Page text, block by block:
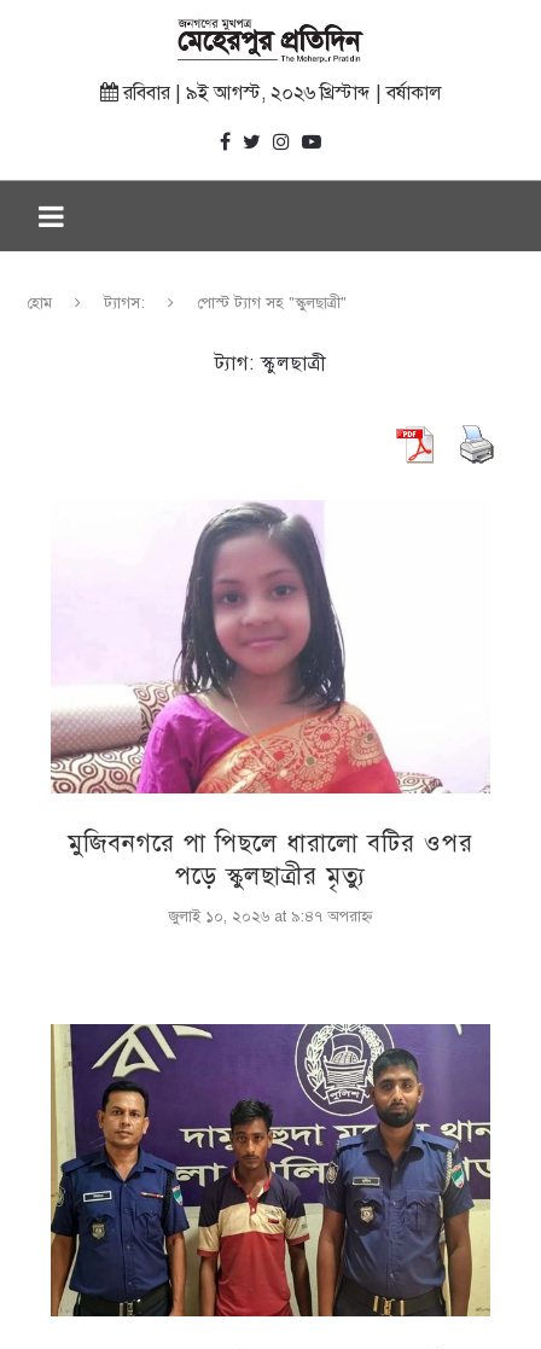
রবিবার | ৯ই আগস্ট, ২০২৬ খ্রিস্টাব্দ | বর্ষাকাল
হোম ট্যাগস: পোস্ট ট্যাগ সহ "স্কুলছাত্রী"
ট্যাগ:স্কুলছাত্রী
মুজিবনগরে পা পিছলে ধারালো বটির ওপর
পড়ে স্কুলছাত্রীর মৃত্যু
জুলাই ১০, ২০২৬ at ৯:৪৭ অপরাহ্ণ